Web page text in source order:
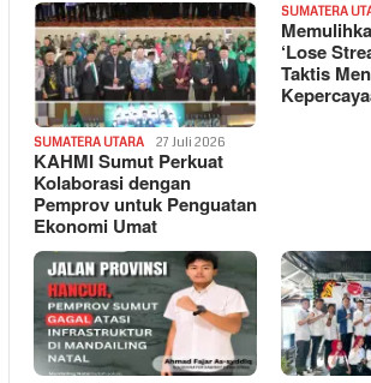
SUMATERA UTARA 27 Juli 2026
KAHMI Sumut Perkuat
Kolaborasi dengan
Pemprov untuk Penguatan
Ekonomi Umat
SUMATERA
‘Lose
Taktis